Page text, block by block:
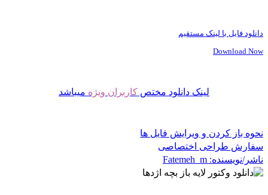
دانلود فایل با لینک مستقیم
Download Now
لینک دانلود مختص کاربران ویژه میباشد
نحوه باز کردن و ویرایش فایل ها
سفارش طراحی اختصاصی
ناشر/نویسنده: Fatemeh_m